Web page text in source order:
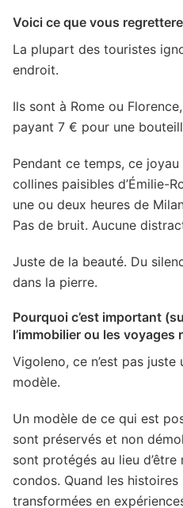
Voici ce que vous
La plupart des touristes
endroit.
Ils sont à Rome ou
payant 7 € pour une
Pendant ce temps, ce
collines paisibles d’Émilie-
une ou deux heures de
Pas de bruit. Aucune
Juste de la beauté. Du
dans la pierre.
Pourquoi c’est important
l’immobilier ou les voyages
Vigoleno, ce n’est pas juste
modèle.
Un modèle de ce qui est
sont préservés et non
sont protégés au lieu
condos. Quand les
transformées en